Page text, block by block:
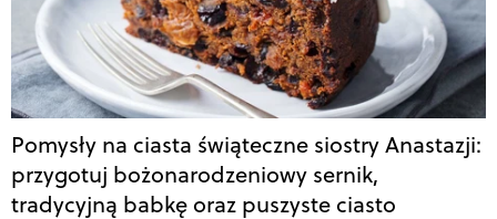
Pomysły na ciasta świąteczne siostry Anastazji:
przygotuj bożonarodzeniowy sernik,
tradycyjną babkę oraz puszyste ciasto